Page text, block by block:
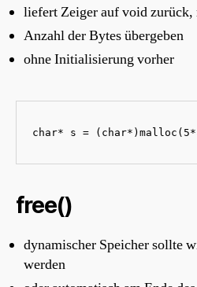
liefert Zeiger auf void zurück,
Anzahl der Bytes übergeben
ohne Initialisierung vorher
char* s =
free()
dynamischer Speicher sollte
werden